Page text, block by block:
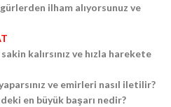
ilham alıyorsunuz ve
kalırsınız ve hızla harekete
ve emirleri nasıl iletilir?
en büyük başarı nedir?